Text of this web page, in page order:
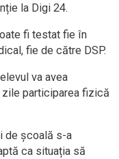
la Digi 24.
fi testat fie în
fie de către DSP.
va avea
participarea fizică
de școală s-a
ca situația să